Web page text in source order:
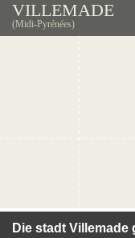
VILLEMADE
(Midi-Pyrénées)
Die stadt